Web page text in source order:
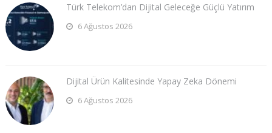
Türk Telekom’dan Dijital Geleceğe Güçlü Yatırım
6 Ağustos 2026
Dijital Ürün Kalitesinde Yapay Zeka Dönemi
6 Ağustos 2026